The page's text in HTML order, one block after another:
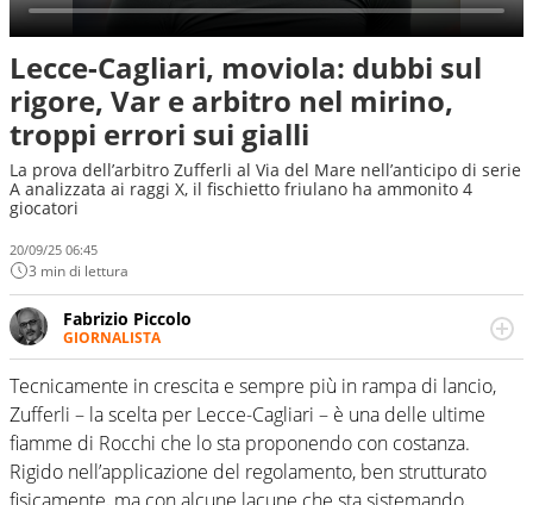
Lecce-Cagliari, moviola: dubbi sul
rigore, Var e arbitro nel mirino,
troppi errori sui gialli
La prova dell’arbitro Zufferli al Via del Mare nell’anticipo di serie
A analizzata ai raggi X, il fischietto friulano ha ammonito 4
giocatori
20/09/25 06:45
3 min di lettura
Fabrizio Piccolo
GIORNALISTA
Nella sua carriera ha seguito numerose manifestazioni
sportive e collaborato con agenzie e testate. Esperienza,
competenza, conoscenza e memoria storica. Si occupa
prevalentemente di calcio
Tecnicamente in crescita e sempre più in rampa di lancio,
Zufferli – la scelta per Lecce-Cagliari – è una delle ultime
fiamme di Rocchi che lo sta proponendo con costanza.
Rigido nell’applicazione del regolamento, ben strutturato